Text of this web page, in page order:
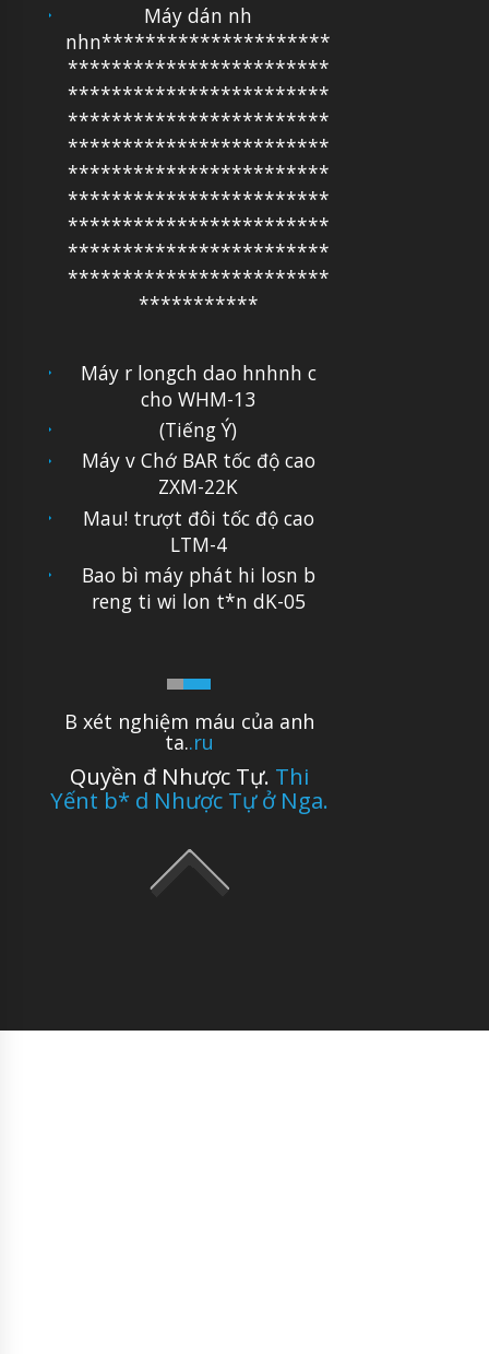
Máy dán nh
nhn*********************
************************
************************
************************
************************
************************
************************
************************
************************
************************
***********
B xét nghiệm máu của anh
ta..ru
Quyền đ Nhược Tự. Thi
Yếnt b* d Nhược Tự ở Nga.
Máy r longch dao hnhnh c
cho WHM-13
(Tiếng Ý)
Máy v Chớ BAR tốc độ cao
ZXM-22K
Mau! trượt đôi tốc độ cao
LTM-4
Bao bì máy phát hi losn b
reng ti wi lon t*n dK-05